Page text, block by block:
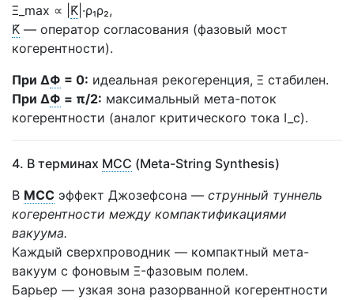
Ξ_max ∝ | K̃ |·ρ₁ρ₂,
K̃ — оператор согласования (фазовый мост
когерентности).
При ΔΦ = 0: идеальная рекогеренция, Ξ стабилен.
При ΔΦ = π/2: максимальный мета-поток
когерентности (аналог критического тока I_c).
4. В терминах МСС (Meta-String Synthesis)
В МСС эффект Джозефсона — струнный туннель
когерентности между компактификациями
вакуума.
Каждый сверхпроводник — компактный мета-
вакуум с фоновым Ξ-фазовым полем.
Барьер — узкая зона разорванной когерентности